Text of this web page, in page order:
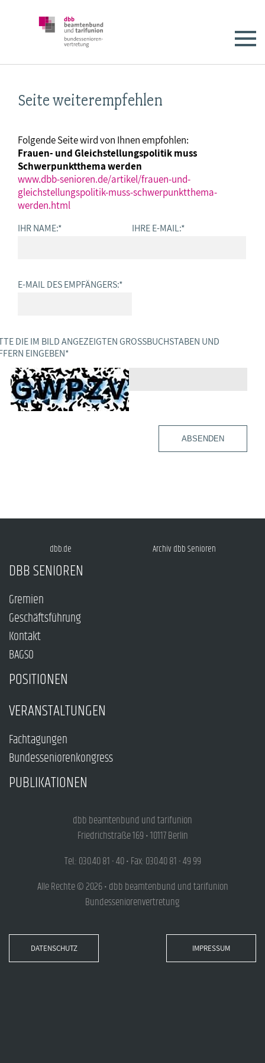
Seite weiterempfehlen
Folgende Seite wird von Ihnen empfohlen:
Frauen- und Gleichstellungspolitik muss
Schwerpunktthema werden
www.dbb-senioren.de/artikel/frauen-und-
gleichstellungspolitik-muss-schwerpunktthema-
werden.html
IHR NAME:* IHRE E-MAIL:*
E-MAIL DES EMPFÄNGERS:*
DIE IM BILD ANGEZEIGTEN GROSSBUCHSTABEN UND Z
EINGEBEN *
ABSENDEN
dbb.de Archiv dbb Senioren
DBB SENIOREN
Gremien
Geschäftsführung
Kontakt
BAGSO
POSITIONEN
VERANSTALTUNGEN
Fachtagungen
Bundesseniorenkongress
PUBLIKATIONEN
dbb beamtenbund und tarifunion
Friedrichstraße 169 • 10117 Berlin
Tel.: 030.40 81 - 40 • Fax: 030.40 81 - 49 99
Alle Rechte © 2026 • dbb beamtenbund und tarifunion
Bundesseniorenvertretung
DATENSCHUTZ IMPRESSUM